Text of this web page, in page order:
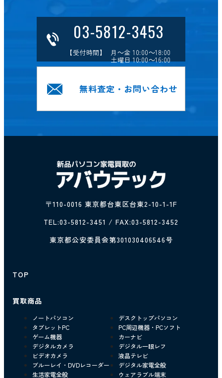
03-5812-3453
【受付時間】 月～金 10:00～18:00
土曜日 10:00～16:00
無料査定・お問い合わせ
〒110-0016 東京都台東区台東2-10-1-1F
TEL:03-5812-3451 / FAX:03-5812-3452
東京都公安委員会第301030406546号
TOP
買取商品
ノートパソコン
デスクトップパソコン
タブレットPC
PC周辺機器・PCソフト
ゲーム機器
カーナビ
デジタルカメラ
デジタル一眼レフ
ビデオカメラ
液晶テレビ
ブルーレイ・DVDレコーダー
デジタル家電全般
生活家電全般
ウェアラブル端末